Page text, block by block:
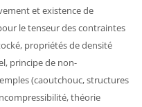
et existence de
le tenseur des contraintes
propriétés de densité
principe de non-
(caoutchouc, structures
théorie